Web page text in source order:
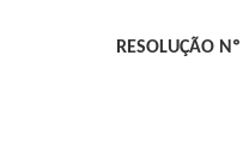
RESOLUÇÃO